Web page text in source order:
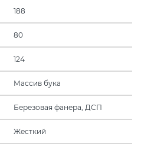
188
80
124
Массив бука
Березовая фанера, ДСП
Жесткий